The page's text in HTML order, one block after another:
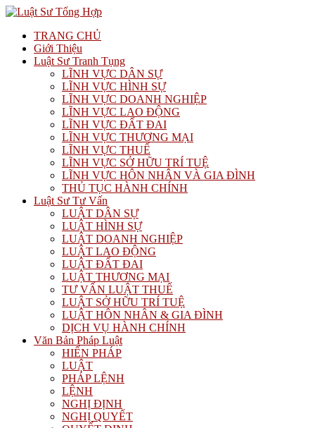
TRANG CHỦ
Giới Thiệu
Luật Sư Tranh Tụng
LĨNH VỰC DÂN SỰ
LĨNH VỰC HÌNH SỰ
LĨNH VỰC DOANH NGHIỆP
LĨNH VỰC LAO ĐỘNG
LĨNH VỰC ĐẤT ĐAI
LĨNH VỰC THƯƠNG MẠI
LĨNH VỰC THUẾ
LĨNH VỰC SỞ HỮU TRÍ TUỆ
LĨNH VỰC HÔN NHÂN VÀ GIA ĐÌNH
THỦ TỤC HÀNH CHÍNH
Luật Sư Tư Vấn
LUẬT DÂN SỰ
LUẬT HÌNH SỰ
LUẬT DOANH NGHIỆP
LUẬT LAO ĐỘNG
LUẬT ĐẤT ĐAI
LUẬT THƯƠNG MẠI
TƯ VẤN LUẬT THUẾ
LUẬT SỞ HỮU TRÍ TUỆ
LUẬT HÔN NHÂN & GIA ĐÌNH
DỊCH VỤ HÀNH CHÍNH
Văn Bản Pháp Luật
HIẾN PHÁP
LUẬT
PHÁP LỆNH
LỆNH
NGHỊ ĐỊNH
NGHỊ QUYẾT